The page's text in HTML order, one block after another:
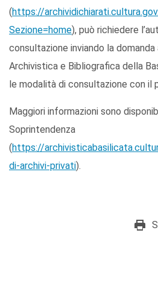
(https://
Sezione=home), può richiedere
consultazione inviando la
Archivistica e Bibliografica della
le modalità di consultazione con il
Maggiori informazioni sono
Soprintendenza
(https://
di-archivi-privati).